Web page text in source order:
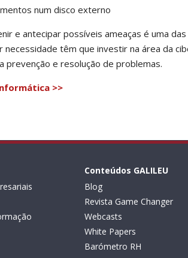
num disco externo
e antecipar possíveis ameaças é uma
têm que investir na área da
e resolução de problemas.
>>
Conteúdos GALILEU
Blog
Revista Game Changer
Webcasts
White Papers
Barómetro RH